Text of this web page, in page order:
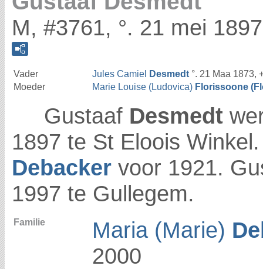
M, #3761, °. 21 mei
Vader Jules Camiel Desmedt °. 21 Maa 1873,
Moeder
Marie Louise (Ludovica) Florissoone
Gustaaf Desmedt
1897 te St Eloois
Debacker voor 1921.
1997 te Gullegem.
Familie Maria (Marie)
2000